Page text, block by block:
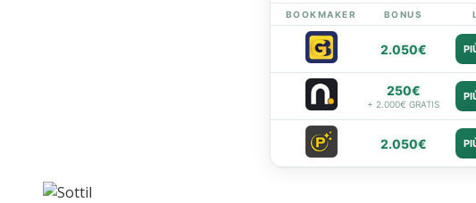
BOOKMAKER BONUS
2.050€
250€
+ 2.000€ GRATIS
2.050€